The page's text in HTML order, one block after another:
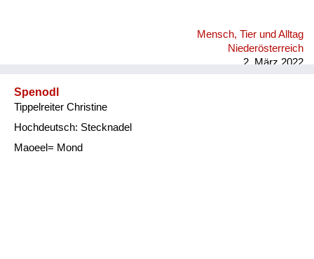
Mensch, Tier und Alltag
Niederösterreich
2. März 2022
Spenodl
Tippelreiter Christine
Hochdeutsch: Stecknadel
Maoeel= Mond